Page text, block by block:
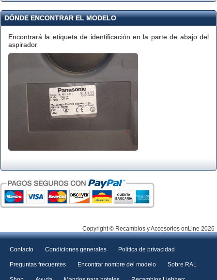
DÓNDE ENCONTRAR EL MODELO
Encontrará la etiqueta de identificación en la parte de abajo del
aspirador
Copyright © Recambios y Accesorios onLine 2026
Contacto Condiciones generales Política de privacidad
Preguntas frecuentes Encontrar nombre del modelo Sobre RAL